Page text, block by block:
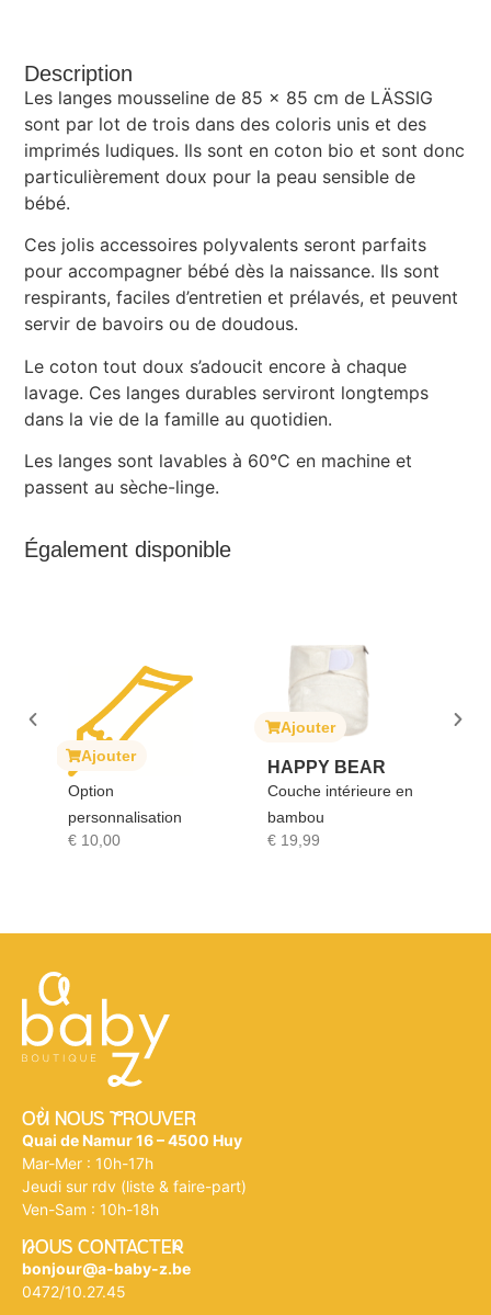
Description
Les langes mousseline de 85 x 85 cm de LÄSSIG
sont par lot de trois dans des coloris unis et des
imprimés ludiques. Ils sont en coton bio et sont donc
particulièrement doux pour la peau sensible de
bébé.
Ces jolis accessoires polyvalents seront parfaits
pour accompagner bébé dès la naissance. Ils sont
respirants, faciles d’entretien et prélavés, et peuvent
servir de bavoirs ou de doudous.
Le coton tout doux s’adoucit encore à chaque
lavage. Ces langes durables serviront longtemps
dans la vie de la famille au quotidien.
Les langes sont lavables à 60°C en machine et
passent au sèche-linge.
Également disponible
Ajouter
Option
personnalisation
10,00
Ajouter
HAPPY BEAR
Couche intérieure en
bambou
19,99
Où NOUS tROUVER
Quai de Namur 16 – 4500 Huy
Mar-Mer : 10h-17h
Jeudi sur rdv (liste & faire-part)
Ven-Sam : 10h-18h
nOUS CONTACTEr
bonjour@a-baby-z.be
0472/10.27.45